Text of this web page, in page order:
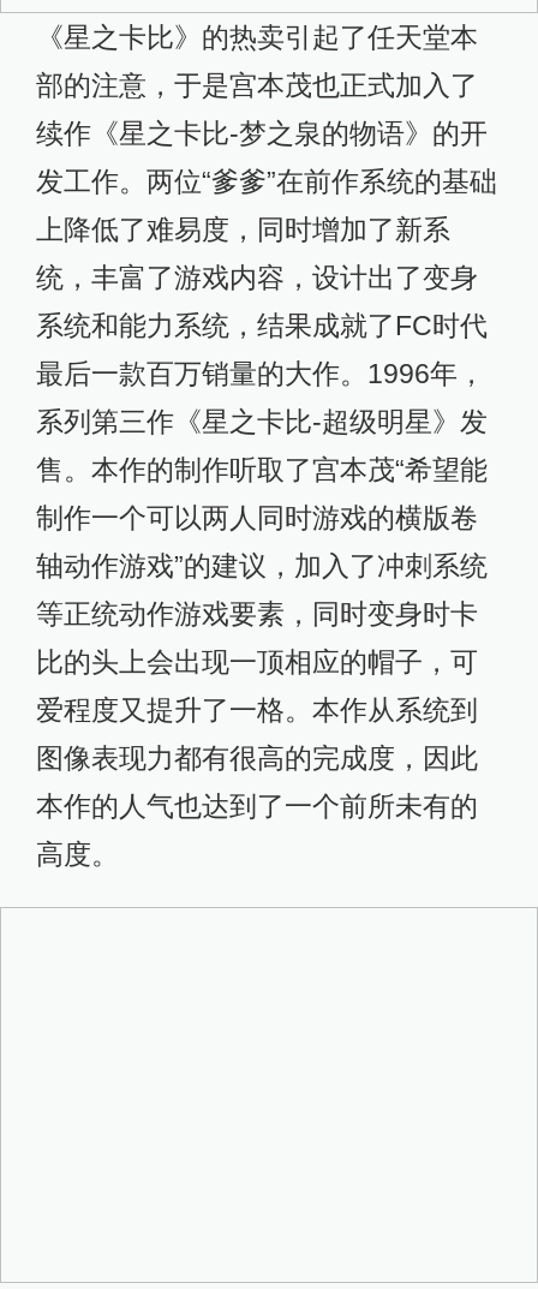
《星之卡比》的热卖引起了任天堂本
部的注意，于是宫本茂也正式加入了
续作《星之卡比-梦之泉的物语》的开
发工作。两位“爹爹”在前作系统的基础
上降低了难易度，同时增加了新系
统，丰富了游戏内容，设计出了变身
系统和能力系统，结果成就了FC时代
最后一款百万销量的大作。1996年，
系列第三作《星之卡比-超级明星》发
售。本作的制作听取了宫本茂“希望能
制作一个可以两人同时游戏的横版卷
轴动作游戏”的建议，加入了冲刺系统
等正统动作游戏要素，同时变身时卡
比的头上会出现一顶相应的帽子，可
爱程度又提升了一格。本作从系统到
图像表现力都有很高的完成度，因此
本作的人气也达到了一个前所未有的
高度。